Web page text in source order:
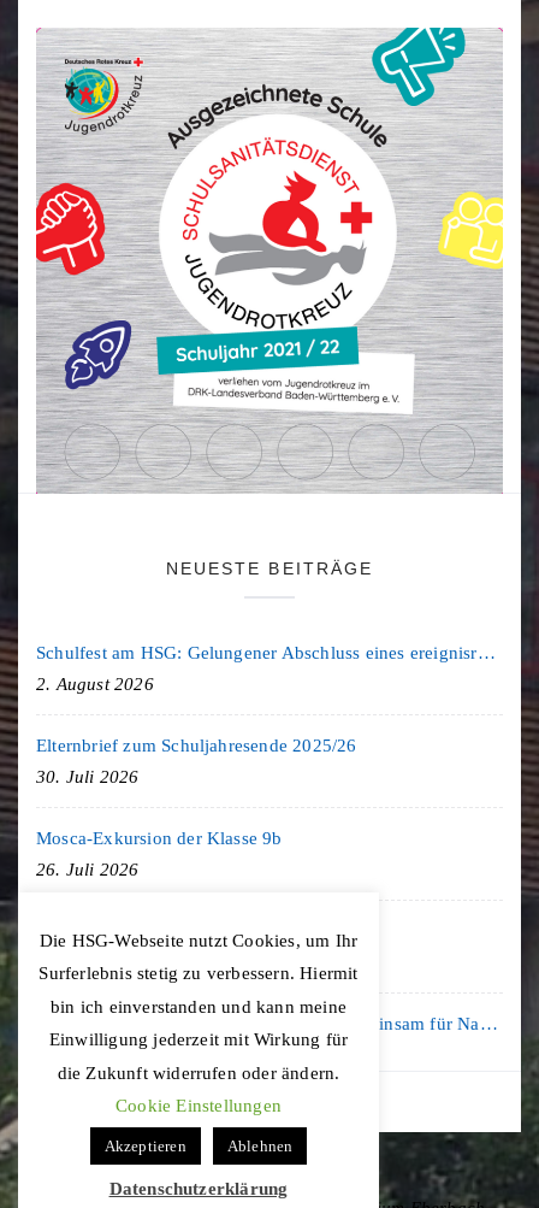
NEUESTE BEITRÄGE
Schulfest am HSG: Gelungener Abschluss eines ereignisreichen Schuljahres
2. August 2026
Elternbrief zum Schuljahresende 2025/26
30. Juli 2026
Mosca-Exkursion der Klasse 9b
26. Juli 2026
Freiburg-Exkursion des Geschichte LK
20. Juli 2026
Kooperation mit der KLIMA ARENA: Gemeinsam für Nachhaltigkeit und Klimaschutz
16. Juli 2026
Die HSG-Webseite nutzt Cookies, um Ihr
Surferlebnis stetig zu verbessern. Hiermit
bin ich einverstanden und kann meine
Einwilligung jederzeit mit Wirkung für
die Zukunft widerrufen oder ändern.
Cookie Einstellungen
Akzeptieren Ablehnen
Datenschutzerklärung